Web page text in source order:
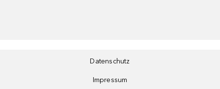
Datenschutz
Impressum